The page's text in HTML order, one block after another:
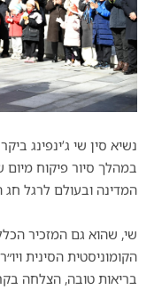
נשיא סין שי ג’ינפינג
במהלך סיור פיקוח
המדינה ובעולם לרגל חג
שי, שהוא גם המזכיר
הקומוניסטית הסינית
בריאות טובה, הצלחה